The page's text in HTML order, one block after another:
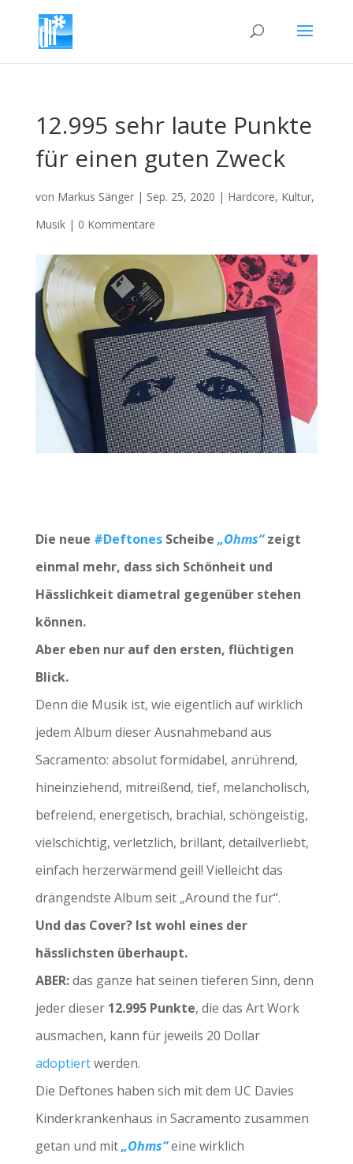
12.995 sehr laute Punkte
für einen guten Zweck
von Markus Sänger| Sep. 25, 2020 | Hardcore, Kultur,
Musik| 0 Kommentare
Die neue #DeftonesScheibe „Ohms“zeigt
einmal mehr, dass sich Schönheit und
Hässlichkeit diametral gegenüber stehen
können.
Aber eben nur auf den ersten, flüchtigen
Blick.
Denn die Musik ist, wie eigentlich auf wirklich
jedem Album dieser Ausnahmeband aus
Sacramento: absolut formidabel, anrührend,
hineinziehend, mitreißend, tief, melancholisch,
befreiend, energetisch, brachial, schöngeistig,
vielschichtig, verletzlich, brillant, detailverliebt,
einfach herzerwärmend geil! Vielleicht das
drängendste Album seit „Around the fur“.
Und das Cover? Ist wohl eines der
hässlichsten überhaupt.
ABER:das ganze hat seinen tieferen Sinn, denn
jeder dieser 12.995 Punkte, die das Art Work
ausmachen, kann für jeweils 20 Dollar
adoptiertwerden.
Die Deftones haben sich mit dem UC Davies
Kinderkrankenhaus in Sacramento zusammen
getan und mit„Ohms“eine wirklich